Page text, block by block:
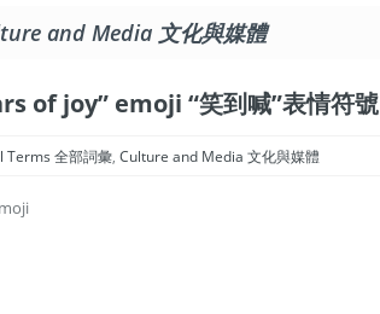
and Media 文化與媒體
of joy” emoji “笑到喊”表情符號
Terms 全部詞彙, Culture and Media 文化與媒體